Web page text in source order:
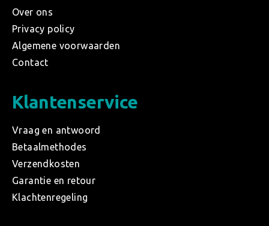
Over ons
Privacy policy
Algemene voorwaarden
Contact
Klantenservice
Vraag en antwoord
Betaalmethodes
Verzendkosten
Garantie en retour
Klachtenregeling